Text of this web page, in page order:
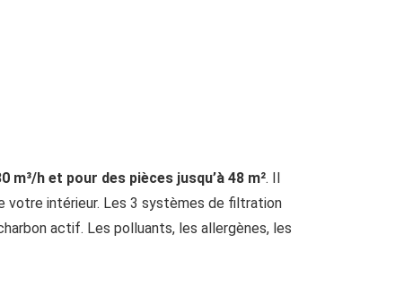
h et pour des pièces jusqu’à 48 m². Il
votre intérieur. Les 3 systèmes de filtration
actif. Les polluants, les allergènes, les